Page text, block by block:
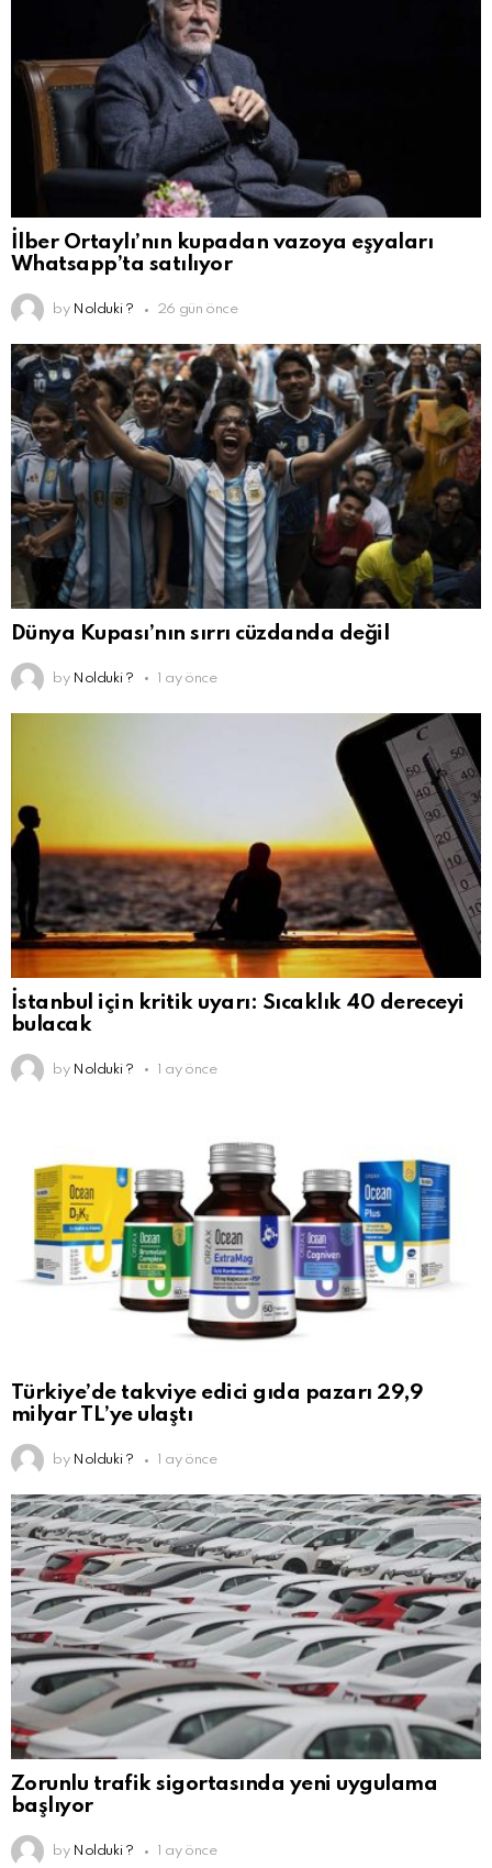
İlber Ortaylı’nın kupadan vazoya eşyaları
Whatsapp’ta satılıyor
by Nolduki ? 26 gün önce
Dünya Kupası’nın sırrı cüzdanda değil
by Nolduki ? 1 ay önce
İstanbul için kritik uyarı: Sıcaklık 40 dereceyi
bulacak
by Nolduki ? 1 ay önce
Türkiye’de takviye edici gıda pazarı 29,9
milyar TL’ye ulaştı
by Nolduki ? 1 ay önce
Zorunlu trafik sigortasında yeni uygulama
başlıyor
by Nolduki ? 1 ay önce